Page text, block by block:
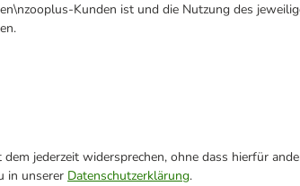
Kunden ist und die Nutzung des
jederzeit widersprechen, ohne dass hierfür
in unserer Datenschutzerklärung.